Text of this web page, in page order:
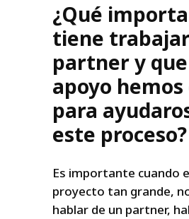
¿Qué
tiene
partner y
apoyo hemos
para
este proceso?
Es importante cuando
proyecto tan grande,
hablar de un partner,